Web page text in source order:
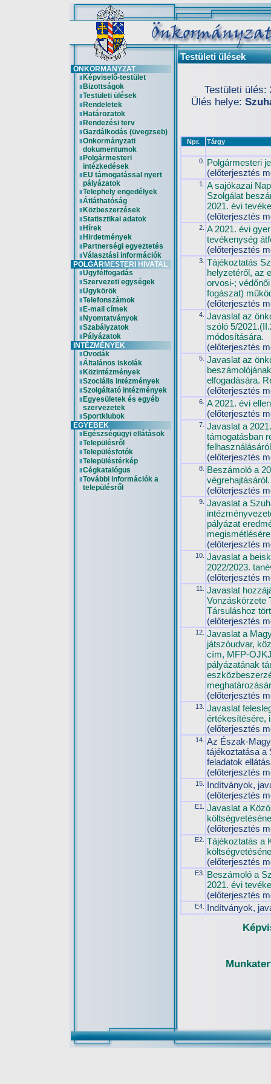
Testületi ülések
ÖNKORMÁNYZAT
Képviselő-testület
Bizottságok
Testületi ülések
Rendeletek
Határozatok
Rendezési terv
Gazdálkodás (üvegzseb)
Önkormányzati
dokumentumok
Polgármesteri
intézkedések
EU támogatással nyert
pályázatok
Telephely engedélyek
Átláthatóság
Közbeszerzések
Statisztikai adatok
Hírek
Hirdetmények
Partnerségi egyeztetés
Választási információk
POLGÁRMESTERI HIVATAL
Ügyfélfogadás
Szervezeti egységek
Ügykörök
Telefonszámok
E-mail címek
Nyomtatványok
Szabályzatok
Pályázatok
INTÉZMÉNYEK
Óvodák
Általános iskolák
Közintézmények
Szociális intézmények
Szolgáltató intézmények
Egyesületek és egyéb
szervezetek
Sportklubok
EGYEBEK
Egészségügyi ellátások
Településről
Településfotók
Településtérkép
Cégkatalógus
További információk a
településről
Testületi ülés:
Ülés helye:
Npr. Tárgy
0.
Polgármesteri
(előterjesztés
1.
A sajókazai
Szolgálat
2021. évi
(előterjesztés
2. A 2021. évi
tevékenység
(előterjesztés
3. Tájékoztatás
helyzetéről, az
orvosi-;
fogászat)
(előterjesztés
4. Javaslat az
szóló 5/
módosítására.
(előterjesztés
5. Javaslat az
elfogadására.
(előterjesztés
6. A 2021. évi
(előterjesztés
7. Javaslat a
támogatásban
(előterjesztés
8.
Beszámoló a
végrehajtásáról.
(előterjesztés
9. Javaslat a
pályázat
(előterjesztés
10. Javaslat a
2022/2023.
(előterjesztés
11.
Javaslat
Vonzáskörzete
Társuláshoz
(előterjesztés
12. Javaslat a
játszóudvar,
cím, MFP-
pályázatának
(előterjesztés
13. Javaslat
értékesítésére,
(előterjesztés
14. Az Észak-
tájékoztatása a
feladatok
(előterjesztés
15.
Indítványok,
(előterjesztés
E1.
Javaslat a
(előterjesztés
E2. Tájékoztatás a
(előterjesztés
E3.
Beszámoló a
2021. évi
(előterjesztés
E4. Indítványok,